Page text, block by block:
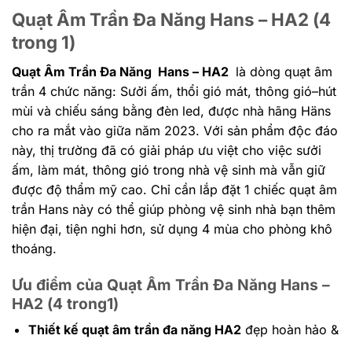
Quạt Âm Trần Đa Năng Hans – HA2 (4
trong 1)
Quạt Âm Trần Đa Năng Hans – HA2 là dòng quạt âm
trần 4 chức năng: Sưởi ấm, thổi gió mát, thông gió–hút
mùi và chiếu sáng bằng đèn led, được nhà hãng Häns
cho ra mắt vào giữa năm 2023. Với sản phẩm độc đáo
này, thị trường đã có giải pháp ưu việt cho việc sưởi
ấm, làm mát, thông gió trong nhà vệ sinh mà vẫn giữ
được độ thẩm mỹ cao. Chỉ cần lắp đặt 1 chiếc quạt âm
trần Hans này có thể giúp phòng vệ sinh nhà bạn thêm
hiện đại, tiện nghi hơn, sử dụng 4 mùa cho phòng khô
thoáng.
Ưu điểm của Quạt Âm Trần Đa Năng Hans –
HA2 (4 trong1)
Thiết kế quạt âm trần đa năng HA2đẹp hoàn hảo &